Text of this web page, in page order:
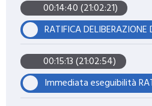
00:14:40 (21:02:21)
00:15:13 (21:02:54)